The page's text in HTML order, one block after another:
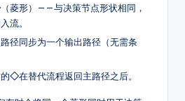
（菱形）——与决策节点形状相同，
流。
径同步为一个输出路径（无需条
◇在替代流程返回主路径之后。